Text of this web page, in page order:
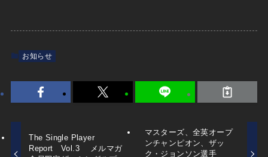
お知らせ
The Single Player
Report Vol.3 メルマガ
マスターズ、全英オープ
ンチャンピオン、ザッ
ク・ジョンソン選手